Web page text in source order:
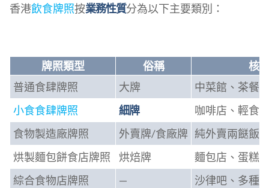
香港飲食牌照按業務性質分為以下主要類別：
牌照類型 俗稱
核
普通食肆牌照
大牌
中菜館、茶餐
小食食肆牌照
細牌
咖啡店、輕食
食物製造廠牌照
外賣牌/食廠牌 純外賣兩餸飯
烘製麵包餅食店牌照
烘焙牌
麵包店、蛋糕
綜合食物店牌照
—
沙律吧、多種